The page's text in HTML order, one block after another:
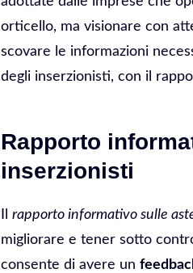
orticello, ma visionare con
scovare le informazioni
degli inserzionisti, con il
Rapporto
inserzionisti
rapporto informativo sulle
migliorare e tener sotto
consente di avere un